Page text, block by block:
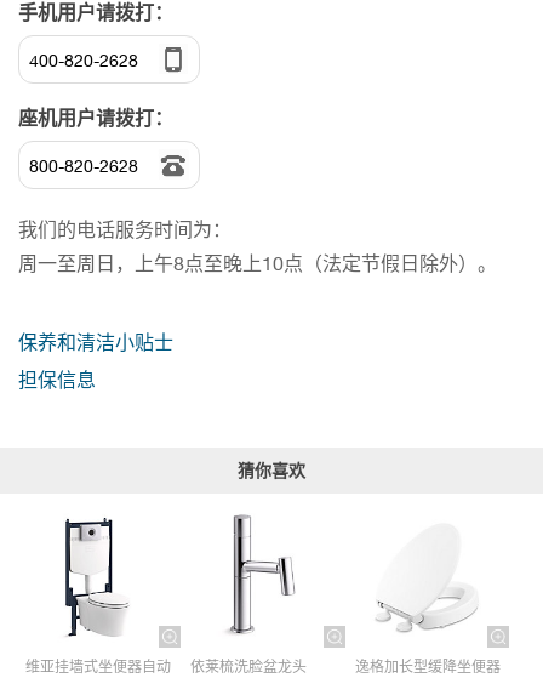
手机用户请拨打：
400-820-2628
座机用户请拨打：
800-820-2628
我们的电话服务时间为：
周一至周日，上午8点至晚上10点（法定节假日除外）。
保养和清洁小贴士
担保信息
猜你喜欢
维亚挂墙式坐便器自动
依莱梳洗脸盆龙头
逸格加长型缓降坐便器